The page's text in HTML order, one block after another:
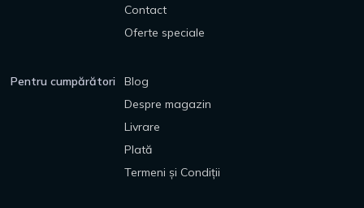
Contact
Oferte speciale
Pentru cumpărători
Blog
Despre magazin
Livrare
Plată
Termeni și Condiții